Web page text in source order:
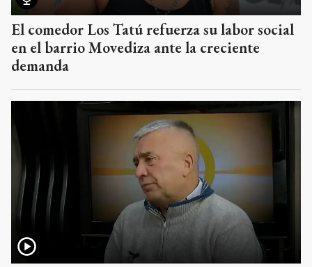
El comedor Los Tatú refuerza su labor social
en el barrio Movediza ante la creciente
demanda